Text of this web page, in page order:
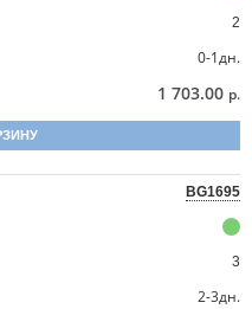
2
0-1дн.
1 703.00 р.
BG1695
3
2-3дн.